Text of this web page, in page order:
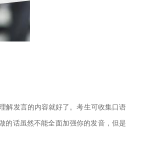
解发言的内容就好了。考生可收集口语
的话虽然不能全面加强你的发音，但是